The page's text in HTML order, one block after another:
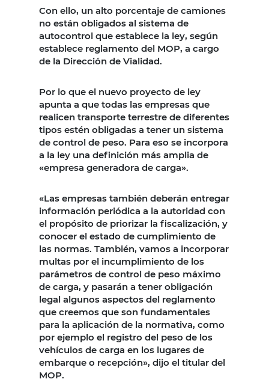
Con ello, un alto porcentaje de camiones
no están obligados al sistema de
autocontrol que establece la ley, según
establece reglamento del MOP, a cargo
de la Dirección de Vialidad.
Por lo que el nuevo proyecto de ley
apunta a que todas las empresas que
realicen transporte terrestre de diferentes
tipos estén obligadas a tener un sistema
de control de peso. Para eso se incorpora
a la ley una definición más amplia de
«empresa generadora de carga».
«Las empresas también deberán entregar
información periódica a la autoridad con
el propósito de priorizar la fiscalización, y
conocer el estado de cumplimiento de
las normas. También, vamos a incorporar
multas por el incumplimiento de los
parámetros de control de peso máximo
de carga, y pasarán a tener obligación
legal algunos aspectos del reglamento
que creemos que son fundamentales
para la aplicación de la normativa, como
por ejemplo el registro del peso de los
vehículos de carga en los lugares de
embarque o recepción», dijo el titular del
MOP.